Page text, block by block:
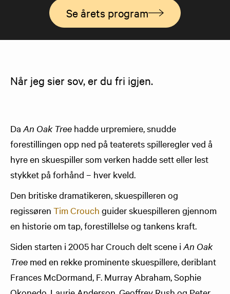
Se årets program
​Når jeg sier sov, er du fri igjen.
Da An Oak Tree hadde urpremiere, snudde
forestillingen opp ned på teaterets spilleregler ved å
hyre en skuespiller som verken hadde sett eller lest
stykket på forhånd – hver kveld.
Den britiske dramatikeren, skuespilleren og
regissøren Tim Crouch guider skuespilleren gjennom
en historie om tap, forestillelse og tankens kraft.
Siden starten i 2005 har Crouch delt scene i An Oak
Tree med en rekke prominente skuespillere, deriblant
Frances McDormand, F. Murray Abraham, Sophie